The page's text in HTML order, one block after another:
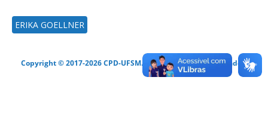
ERIKA GOELLNER
Copyright © 2017-2026 CPD-UFSM. Todos os direitos reservados.